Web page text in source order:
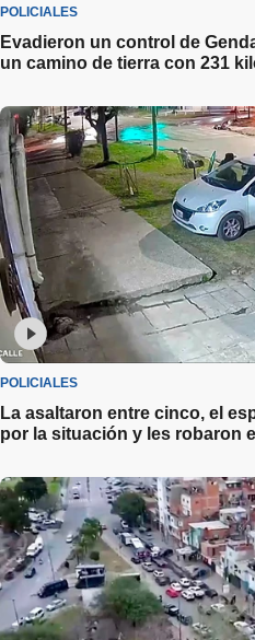
POLICIALES
Evadieron un control de
un camino de tierra con 231
POLICIALES
La asaltaron entre cinco, el
por la situación y les robaron